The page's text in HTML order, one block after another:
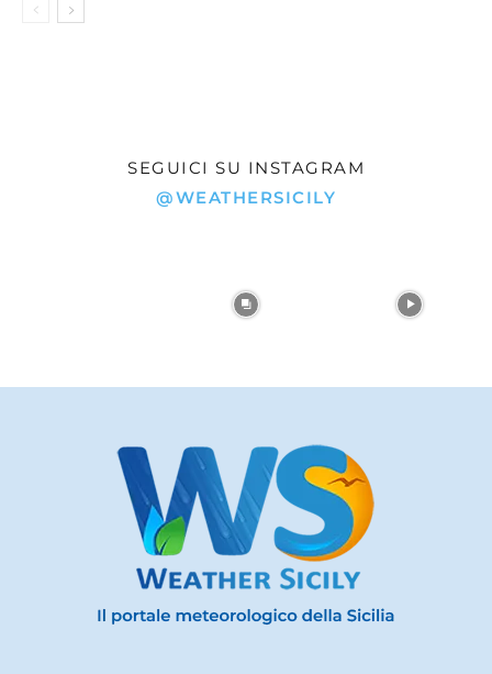
SEGUICI SU INSTAGRAM
@WEATHERSICILY